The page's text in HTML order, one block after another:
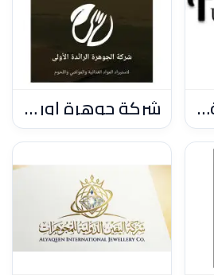
شركة طيور الجنة لاستيراد الكتب والقرطاسية شركة جوهرة اوريكة لاستيراد المواد الغذائية والمواشي واللحوم